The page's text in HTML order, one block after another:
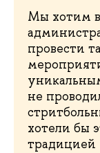
Мы хотим
провести
не
хотели бы
традицией